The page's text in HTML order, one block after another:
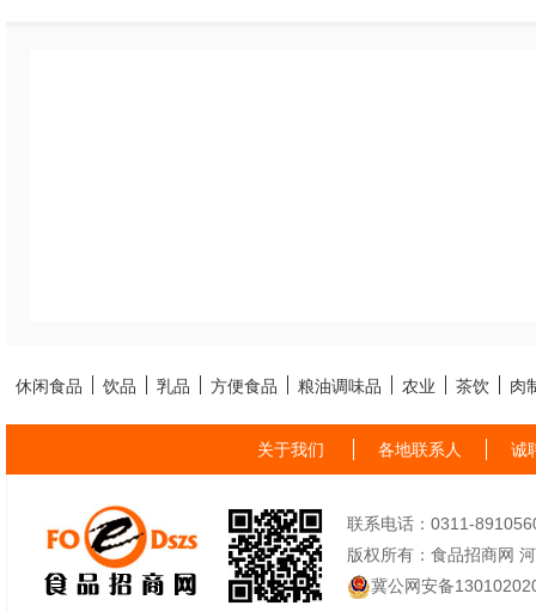
休闲食品 饮品 乳品 方便食品 粮油调味品 农业 茶饮 肉
关于我们 各地联系人 诚
联系电话：0311-
版权所有：食品招商网
冀公网安备